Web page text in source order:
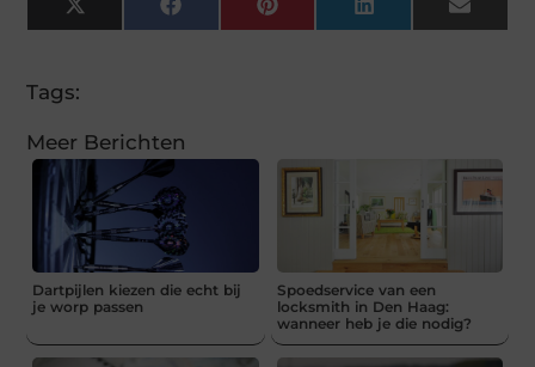
X
(Twitter)
FacebookPinterestLinkedInEmail
Tags:
Meer Berichten
Dartpijlen kiezen die echt bij
je worp passen
Spoedservice van een
locksmith in Den Haag:
wanneer heb je die nodig?